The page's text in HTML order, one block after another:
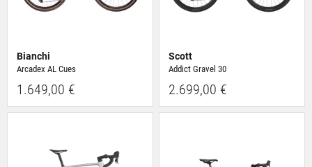
Bianchi
Arcadex AL Cues
1.649,00 €
Scott
Addict Gravel 30
2.699,00 €